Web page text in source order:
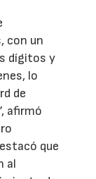
con un
dígitos y
lo
de
afirmó
que
al